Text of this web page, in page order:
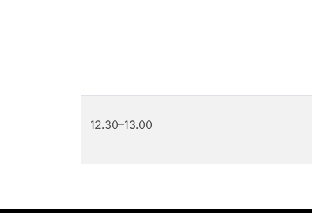
12.30–13.00